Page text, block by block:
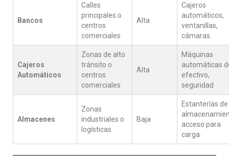
Bancos
Calles
principales o
centros
comerciales
Alta
Cajeros
automáticos,
ventanillas,
cámaras
Cajeros
Automáticos
Zonas de alto
tránsito o
centros
comerciales
Alta
Máquinas
automáticas
efectivo,
seguridad
Almacenes
Zonas
industriales o
logísticas
Baja
Estanterías de
acceso para
carga